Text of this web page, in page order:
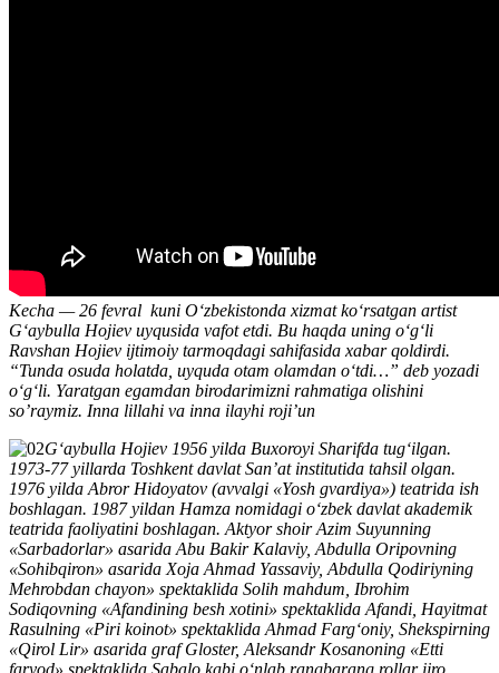
Kecha — 26 fevral kuni O‘zbekistonda xizmat ko‘rsatgan artist
G‘aybulla Hojiev uyqusida vafot etdi. Bu haqda uning o‘g‘li
Ravshan Hojiev ijtimoiy tarmoqdagi sahifasida xabar qoldirdi.
“Tunda osuda holatda, uyquda otam olamdan o‘tdi…” deb yozadi
o‘g‘li. Yaratgan egamdan birodarimizni rahmatiga olishini
so’raymiz. Inna lillahi va inna ilayhi roji’un
G‘aybulla Hojiev 1956 yilda Buxoroyi Sharifda tug‘ilgan.
1973-77 yillarda Toshkent davlat San’at institutida tahsil olgan.
1976 yilda Abror Hidoyatov (avvalgi «Yosh gvardiya») teatrida ish
boshlagan. 1987 yildan Hamza nomidagi o‘zbek davlat akademik
teatrida faoliyatini boshlagan. Aktyor shoir Azim Suyunning
«Sarbadorlar» asarida Abu Bakir Kalaviy, Abdulla Oripovning
«Sohibqiron» asarida Xoja Ahmad Yassaviy, Abdulla Qodiriyning
Mehrobdan chayon» spektaklida Solih mahdum, Ibrohim
Sodiqovning «Afandining besh xotini» spektaklida Afandi, Hayitmat
Rasulning «Piri koinot» spektaklida Ahmad Farg‘oniy, Shekspirning
«Qirol Lir» asarida graf Gloster, Aleksandr Kosanoning «Etti
faryod» spektaklida Sabalo kabi o‘nlab rangbarang rollar ijro